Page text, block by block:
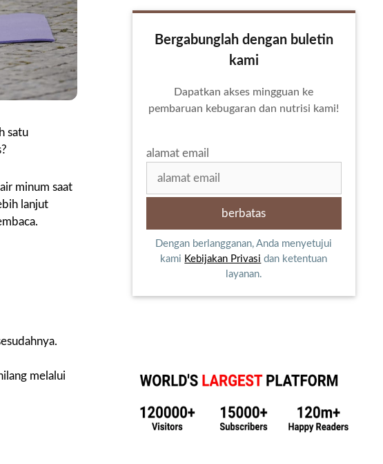
satu
minum saat
lanjut
melalui
Bergabunglah dengan buletin
kami
Dapatkan akses mingguan ke
pembaruan kebugaran dan nutrisi kami!
alamat email
Dengan berlangganan, Anda menyetujui
kami Kebijakan Privasi dan ketentuan
layanan.